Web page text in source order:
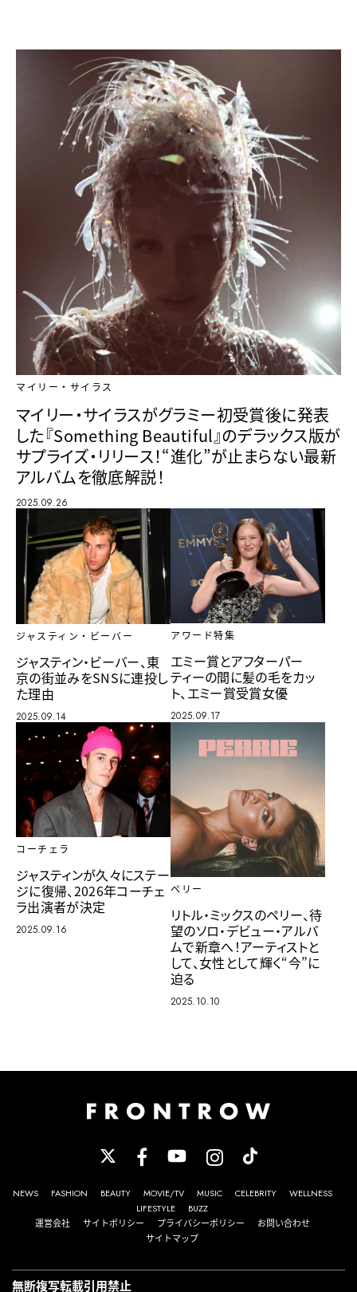
マイリー・サイラス
マイリー・サイラスがグラミー初受賞後に発表
した『Something Beautiful』のデラックス版が
サプライズ・リリース！“進化”が止まらない最新
アルバムを徹底解説！
2025.09.26
ジャスティン・ビーバー
ジャスティン・ビーバー、東
京の街並みをSNSに連投し
た理由
2025.09.14
アワード特集
エミー賞とアフターパー
ティーの間に髪の毛をカッ
ト、エミー賞受賞女優
2025.09.17
コーチェラ
ジャスティンが久々にステー
ジに復帰、2026年コーチェ
ラ出演者が決定
2025.09.16
ペリー
リトル・ミックスのペリー、待
望のソロ・デビュー・アルバ
ムで新章へ！アーティストと
して、女性として輝く“今”に
迫る
2025.10.10
NEWS FASHION BEAUTY MOVIE/TV MUSIC CELEBRITY
WELLNESS
LIFESTYLE
BUZZ
運営会社
サイトポリシー プライバシーポリシー
お問い合わせ
サイトマップ
無断複写転載引用禁止